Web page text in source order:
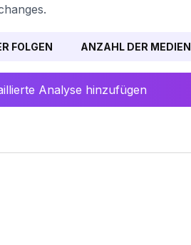
FOLGEN ANZAHL DER MEDIEN
Analyse hinzufügen